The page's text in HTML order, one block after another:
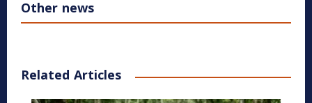
Other news
Related Articles